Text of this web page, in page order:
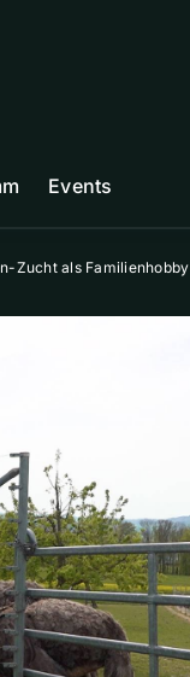
Events
Zucht als Familienhobby